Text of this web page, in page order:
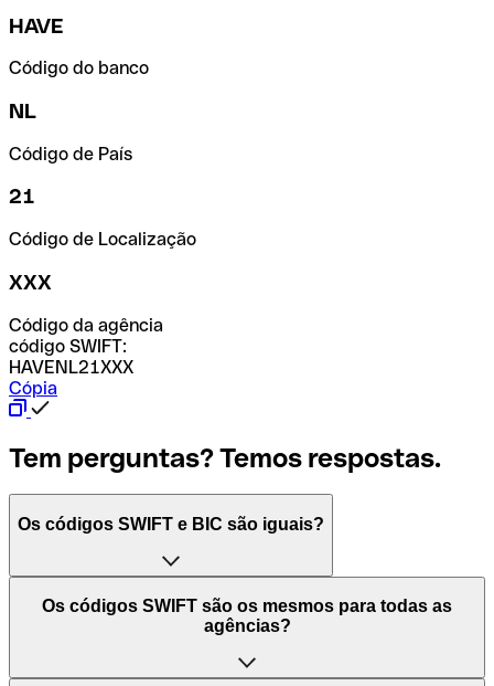
HAVE
Código do banco
NL
Código de País
21
Código de Localização
XXX
Código da agência
código SWIFT:
HAVENL21XXX
Cópia
Tem perguntas? Temos respostas.
Os códigos SWIFT e BIC são iguais?
O acrónimo SWIFT significa "Society for Worldwide
Interbank Financial Telecommunication (Sociedade para
Mundiais)". Trata-se de uma rede mundial onde se
Os códigos SWIFT são os mesmos para todas as
agências?